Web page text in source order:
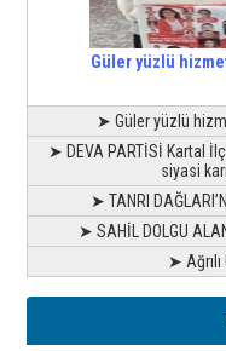
Güler yüzlü
➤ Güler yüzlü
➤ DEVA PARTİSİ Kartal
siyasi
➤ TANRI
➤ SAHİL DOLGU
➤